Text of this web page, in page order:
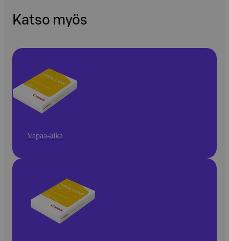
Katso myös
Vapaa-aika